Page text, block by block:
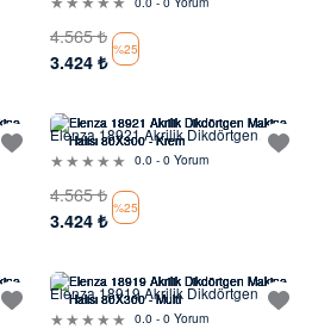
4.565₺
3.424 ₺
%25
Elenza 18921 Akrilik Dikdörtgen
Makine Halısı0.0 - 0 Yorum
4.565₺
3.424 ₺
%25
Elenza 18919 Akrilik Dikdörtgen
Makine Halısı0.0 - 0 Yorum